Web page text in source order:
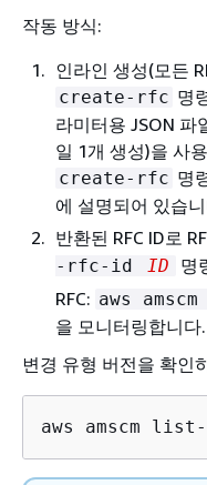
작동 방식:
인라인 생성(모든
create-rfc 명
라미터용 JSON 파
일 1개 생성)을 사
create-rfc 명
에 설명되어 있습
반환된 RFC ID로
-rfc-id
ID
명
RFC: aws
을 모니터링합니다.
변경 유형 버전을 확인
aws amscm